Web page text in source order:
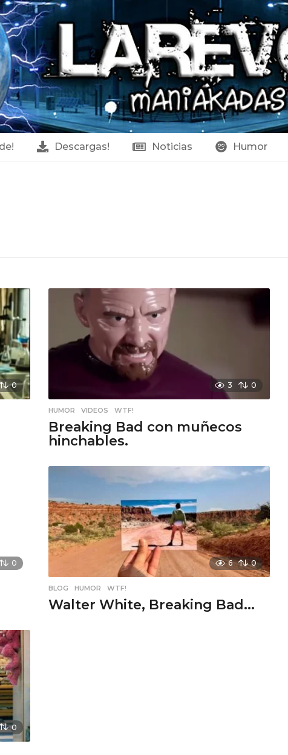
Descargas! Noticias Humor
0 3 0
HUMOR ,VIDEOS ,WTF!
Breaking Bad con muñecos
hinchables.
0 6 0
BLOG ,HUMOR ,WTF!
Walter White, Breaking Bad...
0